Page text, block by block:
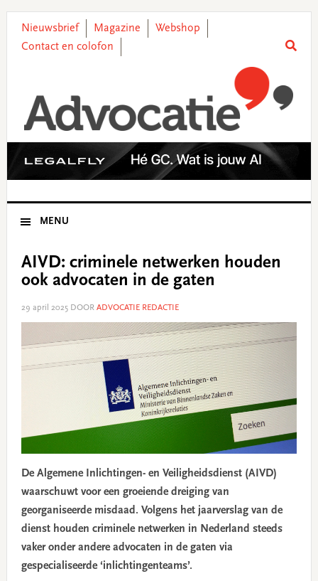
primary
main
primary
footer
Nieuwsbrief Magazine
Webshop
Contact en colofon
MENU
AIVD: criminele netwerken houden
ook advocaten in de gaten
29 april 2025DOOR ADVOCATIE REDACTIE
De Algemene Inlichtingen- en Veiligheidsdienst (AIVD)
waarschuwt voor een groeiende dreiging van
georganiseerde misdaad. Volgens het jaarverslag van de
dienst houden criminele netwerken in Nederland steeds
vaker onder andere advocaten in de gaten via
gespecialiseerde ‘inlichtingenteams’.